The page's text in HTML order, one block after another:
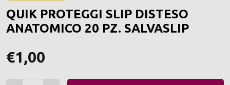
QUIK PROTEGGI SLIP DISTESO
ANATOMICO 20 PZ. SALVASLIP
€1,00